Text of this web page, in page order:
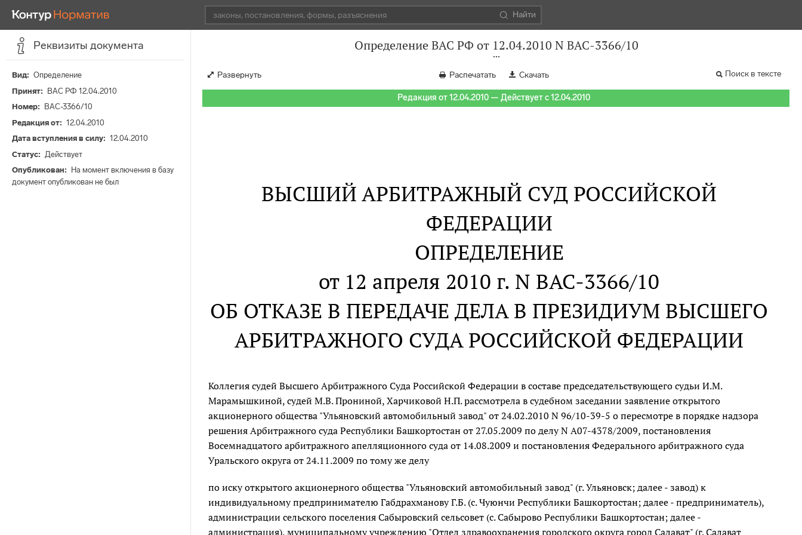
Найти
Реквизиты документа
Вид
Определение
Принят
ВАС РФ 12.04.2010
Номер
ВАС-3366/10
Редакция от
12.04.2010
Дата вступления в силу
12.04.2010
Статус
Действует
Опубликован
На момент включения в базу
документ опубликован не был
Определение ВАС РФ от 12.04.2010 N ВАС-3366/10
Развернуть Распечатать Скачать Поиск в тексте
Редакция от 12.04.2010 — Действует с 12.04.2010
ВЫСШИЙ АРБИТРАЖНЫЙ СУД РОССИЙСКОЙ
ФЕДЕРАЦИИ
ОПРЕДЕЛЕНИЕ
от 12 апреля 2010 г. N ВАС-3366/10
ОБ ОТКАЗЕ В ПЕРЕДАЧЕ ДЕЛА В ПРЕЗИДИУМ ВЫСШЕГО
АРБИТРАЖНОГО СУДА РОССИЙСКОЙ ФЕДЕРАЦИИ
Коллегия судей Высшего Арбитражного Суда Российской Федерации в составе председательствующего судьи И.М.
Марамышкиной, судей М.В. Прониной, Харчиковой Н.П. рассмотрела в судебном заседании заявление открытого
акционерного общества "Ульяновский автомобильный завод" от 24.02.2010 N 96/10-39-5 о пересмотре в порядке надзора
решения Арбитражного суда Республики Башкортостан от 27.05.2009 по делу N А07-4378/2009, постановления
Восемнадцатого арбитражного апелляционного суда от 14.08.2009 и постановления Федерального арбитражного суда
Уральского округа от 24.11.2009 по тому же делу
по иску открытого акционерного общества "Ульяновский автомобильный завод" (г. Ульяновск; далее - завод) к
индивидуальному предпринимателю Габдрахманову Г.Б. (с. Чуюнчи Республики Башкортостан; далее - предприниматель),
администрации сельского поселения Сабыровский сельсовет (с. Сабырово Республики Башкортостан; далее -
администрация), муниципальному учреждению "Отдел здравоохранения городского округа город Салават" (г. Салават